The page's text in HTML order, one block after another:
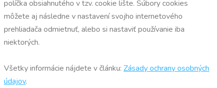
políčka obsiahnutého v tzv. cookie lište. Súbory cookies
môžete aj následne v nastavení svojho internetového
prehliadača odmietnuť, alebo si nastaviť používanie iba
niektorých.
Všetky informácie nájdete v článku: Zásady ochrany osobných
údajov.